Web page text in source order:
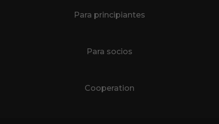
Para principiantes
Para socios
Cooperation